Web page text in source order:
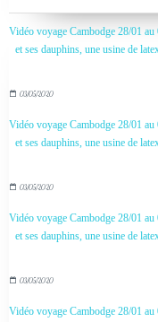
Vidéo voyage Cambodge 28/01
et ses dauphins, une usine de
03/05/2020
Vidéo voyage Cambodge 28/01
et ses dauphins, une usine de
03/05/2020
Vidéo voyage Cambodge 28/01
et ses dauphins, une usine de
03/05/2020
Vidéo voyage Cambodge 28/01